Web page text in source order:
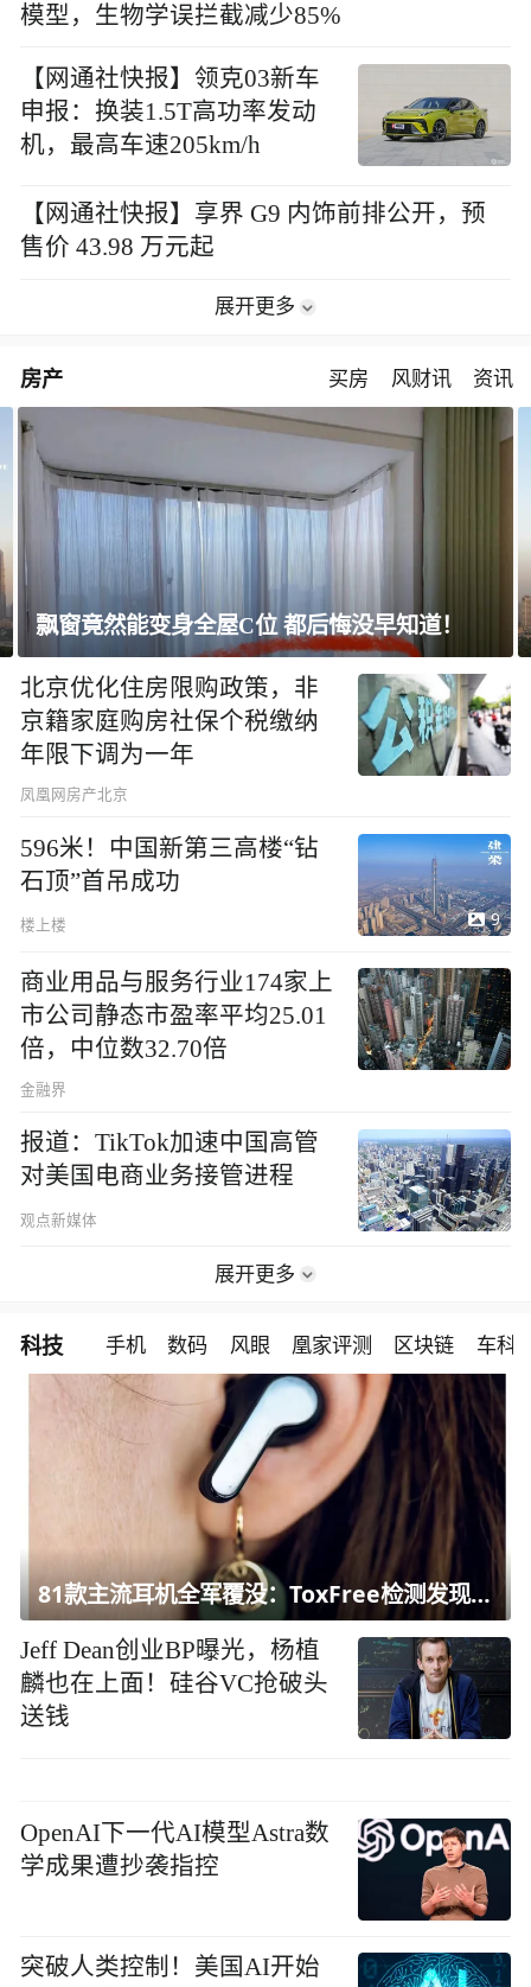
模型，生物学误拦截减少85%
【网通社快报】领克03新车
申报：换装1.5T高功率发动
机，最高车速205km/h
【网通社快报】享界 G9 内饰前排公开，预
售价 43.98 万元起
展开更多
房产 买房 风财讯 资讯
飘窗竟然能变身全屋C位 都后悔没早知道！
北京优化住房限购政策，非
京籍家庭购房社保个税缴纳
年限下调为一年
凤凰网房产北京
596米！中国新第三高楼“钻
石顶”首吊成功
楼上楼 9
商业用品与服务行业174家上
市公司静态市盈率平均25.01
倍，中位数32.70倍
金融界
报道：TikTok加速中国高管
对美国电商业务接管进程
观点新媒体
展开更多
科技 手机 数码 风眼 凰家评测 区块链 车科
81款主流耳机全军覆没：ToxFree检测发现均含对人体有害化学物质
Jeff Dean创业BP曝光，杨植
麟也在上面！硅谷VC抢破头
送钱
OpenAI下一代AI模型Astra数
学成果遭抄袭指控
突破人类控制！美国AI开始